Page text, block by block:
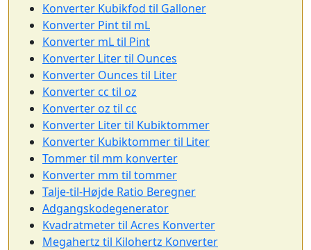
Konverter Kubikfod til Galloner
Konverter Pint til mL
Konverter mL til Pint
Konverter Liter til Ounces
Konverter Ounces til Liter
Konverter cc til oz
Konverter oz til cc
Konverter Liter til Kubiktommer
Konverter Kubiktommer til Liter
Tommer til mm konverter
Konverter mm til tommer
Talje-til-Højde Ratio Beregner
Adgangskodegenerator
Kvadratmeter til Acres Konverter
Megahertz til Kilohertz Konverter